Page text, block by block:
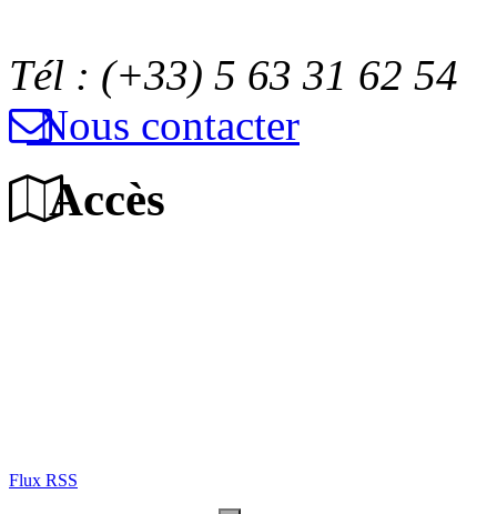
Tél : (+33) 5 63 31 62 54
Nous contacter
Accès
Flux RSS